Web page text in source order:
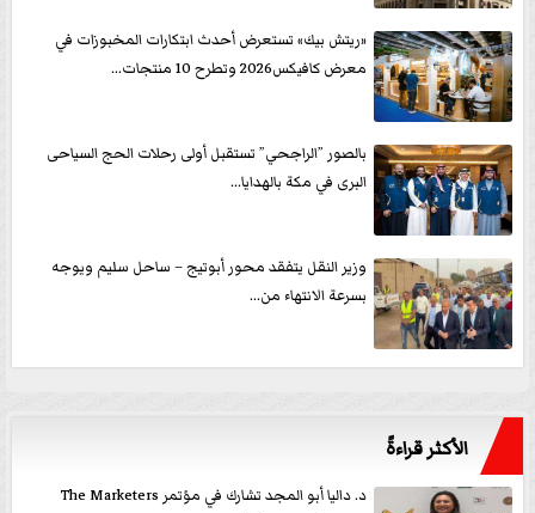
«ريتش بيك» تستعرض أحدث ابتكارات المخبوزات في
معرض كافيكس2026 وتطرح 10 منتجات...
بالصور ”الراجحي” تستقبل أولى رحلات الحج السياحى
البرى في مكة بالهدايا...
وزير النقل يتفقد محور أبوتيج – ساحل سليم ويوجه
بسرعة الانتهاء من...
الأكثر قراءةً
د. داليا أبو المجد تشارك في مؤتمر The Marketers